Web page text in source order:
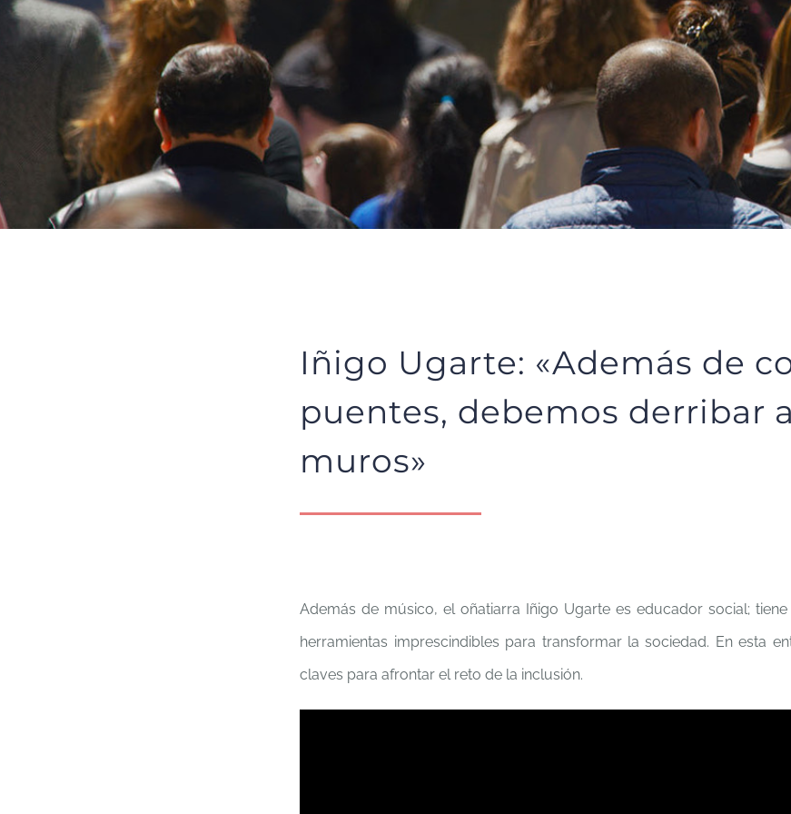
Iñigo Ugarte: «Además de
puentes, debemos derribar
muros»
Además de músico, el oñatiarra Iñigo Ugarte es educador social;
herramientas imprescindibles para transformar la sociedad. En esta
claves para afrontar el reto de la inclusión.